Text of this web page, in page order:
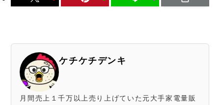
ケチケチデンキ
月間売上１千万以上売り上げていた元大手家電量販